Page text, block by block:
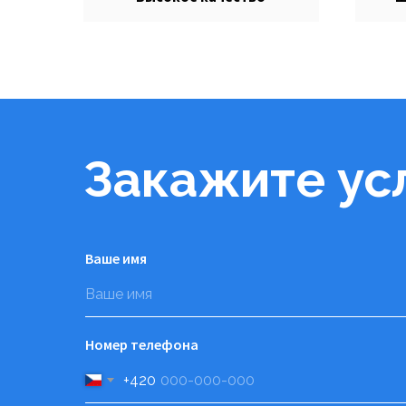
Закажите
Ваше имя
Номер телефона
+420